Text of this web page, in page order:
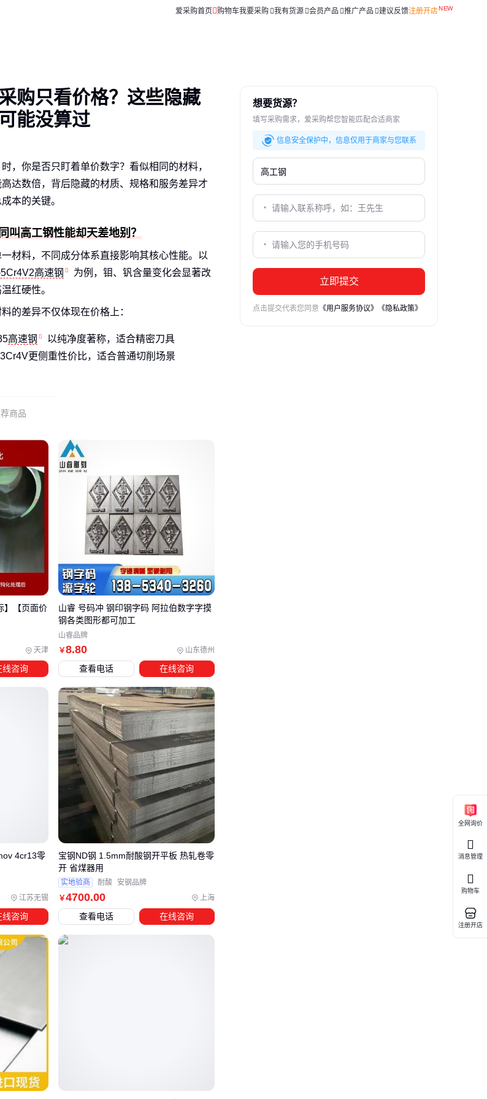
爱采购首页 购物车我要采购 我有货源 会员产品 推广产品 建议反馈注册开店
购只看价格？这些隐藏
能没算过
时，你是否只盯着单价数字？看似相同的材料，
达数倍，背后隐藏的材质、规格和服务差异才
本的关键。
叫高工钢性能却天差地别？
材料，不同成分体系直接影响其核心性能。以
高速钢
为例，钼、钒含量变化会显著改
红硬性。
的差异不仅体现在价格上：
高速钢
以纯净度著称，适合精密刀具
更侧重性价比，适合普通切削场景
意味着：低价采购的‘高工钢’可能根本无法满足你
，后续频繁更换反而成本更高。
如何悄悄影响你的总成本？
等参数并非越高越好。例如精密模具需要HRC62
高速钢，而普通夹具用HRC58-60的材料
差异常被忽视：
合直接加工，省去粗磨工序
留加工余量，隐性增加耗材成本
低但后续处理费用可能抵消差价
明：单纯比较千克单价毫无意义，必须结合具
估综合成本。
型：如何平衡价格与性能？
，仅关注价格可能导致后续使用成本大幅增加。
优先考虑性能匹配而非低价：
加工：普通高工钢在长时间切削中易磨损，需选
节：尺寸稳定性差的高工钢会导致成品公差超标
工：处理钛合金等难切削材料时，需要更高红硬
加工要求不高时，可考虑性能接近的替代方案。
精加工场景中磨损率更低，而金属切削工具
对
现更稳定。但需注意替代方案通常对设备适配
应遵循：先明确加工材料类型和精度要求，再对
命测试数据，最后评估供应商的工艺支持能
因初始采购节省小成本，反而导致频繁更换刀
刚性的机床才能发挥优势。这需要将刀具采购纳
规划。
钢后，这些配套设备你准备好了吗？
挥很大程度上依赖配套设备的支持。许多采购
本身的价格，却忽略了
商品
天津
】【页面价
线咨询
￥8.80 山东德州
山睿 号码冲 钢印钢字码 阿拉伯数字字摸
钢各类图形都可加工
山睿品牌
查看电话 在线咨询
江苏无锡
4cr13零
线咨询
￥4700.00 上海
宝钢ND钢 1.5mm耐酸钢开平板 热轧卷零
开 省煤器用
实地验商 耐酸 安钢品牌
查看电话 在线咨询
想要货源？
填写采购需求，爱采购帮您智能匹配合适商家
信息安全保护中，信息仅用于商家与您联系
立即提交
点击提交代表您同意 《用户服务协议》 《隐私政策》
全网询价
消息管理
购物车
注册开店